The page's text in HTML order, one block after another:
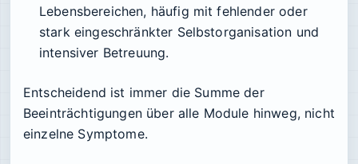
Lebensbereichen, häufig mit fehlender oder
stark eingeschränkter Selbstorganisation und
intensiver Betreuung.
Entscheidend ist immer die Summe der
Beeinträchtigungen über alle Module hinweg, nicht
einzelne Symptome.